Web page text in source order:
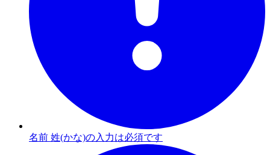
名前 姓(かな)の入力は必須です